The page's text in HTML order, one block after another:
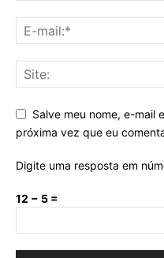
Salve meu nome, e-mail
próxima vez que eu
Digite uma resposta em
12 − 5 =